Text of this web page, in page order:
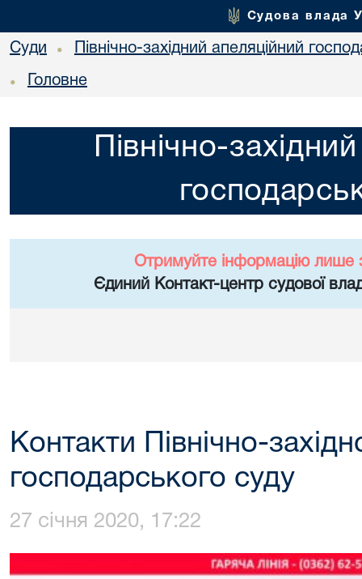
Судова влада
Суди • Північно-західний апеляційний
• Головне
Північно-
Отримуйте інформацію лише
Єдиний Контакт-центр судової
Контакти Північно-
господарського суду
27 січня 2020, 17:22